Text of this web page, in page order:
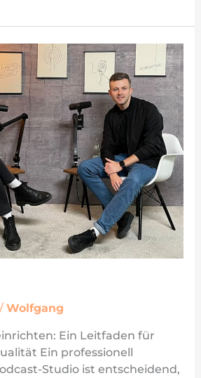
/ Wolfgang
Ein Leitfaden für
Ein professionell
Studio ist entscheidend,